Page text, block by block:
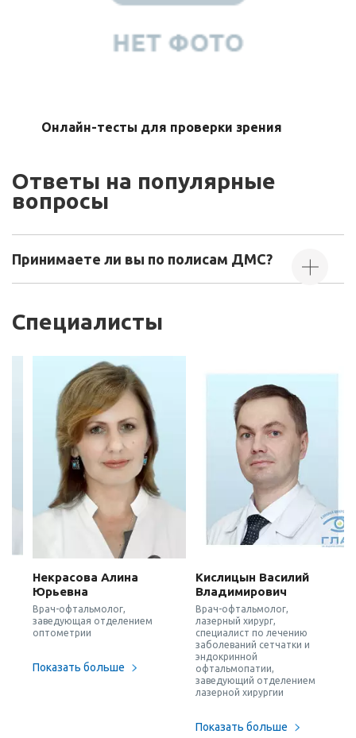
Онлайн-тесты для проверки зрения
Ответы на популярные
вопросы
Принимаете ли вы по полисам ДМС?
Специалисты
Некрасова Алина
Юрьевна
Врач-офтальмолог,
заведующая отделением
оптометрии
Показать больше
Кислицын Василий
Владимирович
Врач-офтальмолог,
лазерный хирург,
специалист по лечению
заболеваний сетчатки и
эндокринной
офтальмопатии,
заведующий отделением
лазерной хирургии
Показать больше